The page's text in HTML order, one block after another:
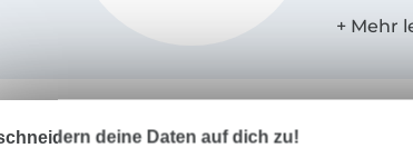
in der
startete
deine Daten auf dich zu!